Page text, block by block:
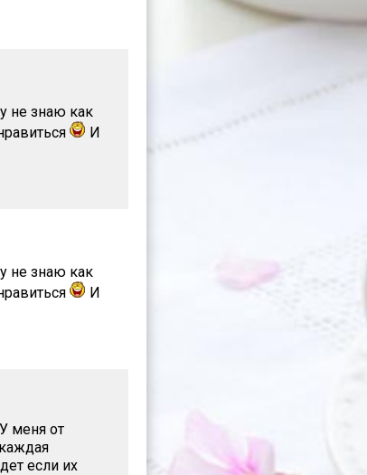
не знаю как
И
не знаю как
И
меня от
если их